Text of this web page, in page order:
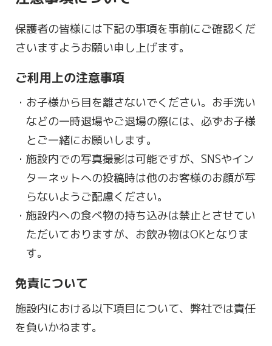
保護者の皆様には下記の事項を事前にご確認くだ
さいますようお願い申し上げます。
ご利用上の注意事項
お子様から目を離さないでください。お手洗い
などの一時退場やご退場の際には、必ずお子様
とご一緒にお願いします。
施設内での写真撮影は可能ですが、SNSやイン
ターネットへの投稿時は他のお客様のお顔が写
らないようご配慮ください。
施設内への食べ物の持ち込みは禁止とさせてい
ただいておりますが、お飲み物はOKとなりま
す。
免責について
施設内における以下項目について、弊社では責任
を負いかねます。